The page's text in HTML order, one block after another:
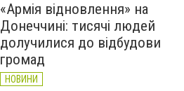
«Армія відновлення» на
Донеччині: тисячі людей
долучилися до відбудови
громад
НОВИНИ